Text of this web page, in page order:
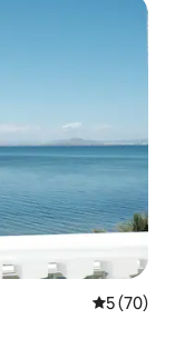
Nilai rata-
5 (70)